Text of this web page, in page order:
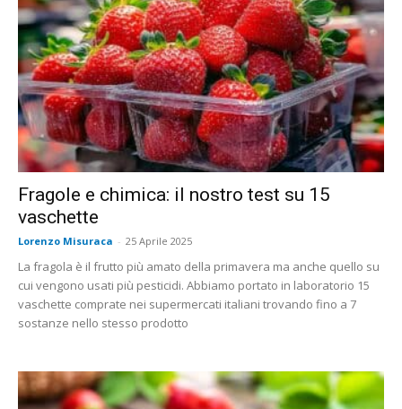
Fragole e chimica: il nostro test su 15
vaschette
Lorenzo Misuraca - 25 Aprile 2025
La fragola è il frutto più amato della primavera ma anche quello su
cui vengono usati più pesticidi. Abbiamo portato in laboratorio 15
vaschette comprate nei supermercati italiani trovando fino a 7
sostanze nello stesso prodotto